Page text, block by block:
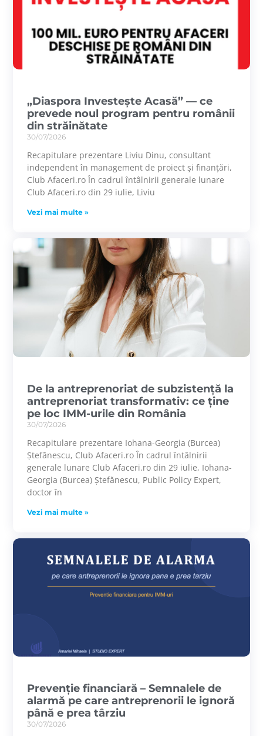
„Diaspora Investește Acasă” — ce
prevede noul program pentru românii
din străinătate
30/07/2026
Recapitulare prezentare Liviu Dinu, consultant
independent în management de proiect și finanțări,
Club Afaceri.ro În cadrul întâlnirii generale lunare
Club Afaceri.ro din 29 iulie, Liviu
Vezi mai multe »
De la antreprenoriat de subzistență la
antreprenoriat transformativ: ce ține
pe loc IMM-urile din România
30/07/2026
Recapitulare prezentare Iohana-Georgia (Burcea)
Ștefănescu, Club Afaceri.ro În cadrul întâlnirii
generale lunare Club Afaceri.ro din 29 iulie, Iohana-
Georgia (Burcea) Ștefănescu, Public Policy Expert,
doctor în
Vezi mai multe »
Prevenție financiară – Semnalele de
alarmă pe care antreprenorii le ignoră
până e prea târziu
30/07/2026